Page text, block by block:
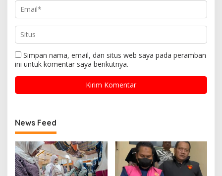
Simpan nama, email, dan situs web saya pada peramban
ini untuk komentar saya berikutnya.
News Feed